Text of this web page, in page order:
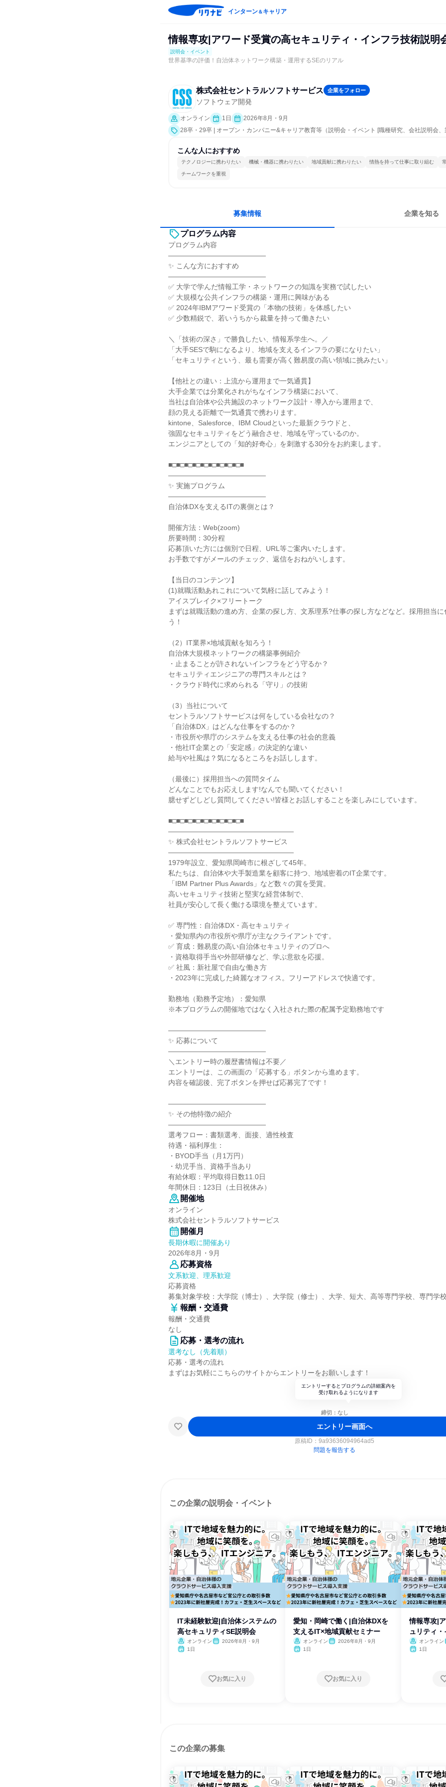
インターン＆キャリア
情報専攻|アワード受賞の高セキュリティ・インフラ技術説明
説明会・イベント
世界基準の評価！自治体ネットワーク構築・運用するSEのリアル
株式会社セントラルソフトサービス 企業をフォロー
ソフトウェア開発
オンライン 1日
2026年8月・9月
28卒・29卒 | オープン・カンパニー&キャリア教育等（説明会・イベント [職種研究、会社説明会、
こんな人におすすめ
テクノロジーに携わりたい 機械・機器に携わりたい 地域貢献に携わりたい 情熱を持って仕事に取り組む
チームワークを重視
募集情報 企業を知る
プログラム内容
プログラム内容
――――――――――――――
✨ こんな方におすすめ
――――――――――――――
✅ 大学で学んだ情報工学・ネットワークの知識を実務で試したい
✅ 大規模な公共インフラの構築・運用に興味がある
✅ 2024年IBMアワード受賞の「本物の技術」を体感したい
✅ 少数精鋭で、若いうちから裁量を持って働きたい
＼「技術の深さ」で勝負したい、情報系学生へ。／
「大手SESで駒になるより、地域を支えるインフラの要になりたい」
「セキュリティという、最も需要が高く難易度の高い領域に挑みたい」
【他社との違い：上流から運用まで一気通貫】
大手企業では分業化されがちなインフラ構築において、
当社は自治体や公共施設のネットワーク設計・導入から運用まで、
顔の見える距離で一気通貫で携わります。
kintone、Salesforce、IBM Cloudといった最新クラウドと、
強固なセキュリティをどう融合させ、地域を守っているのか。
エンジニアとしての「知的好奇心」を刺激する30分をお約束します。
■□■□■□■□■□■□■□■□■□■
――――――――――――――
✨ 実施プログラム
――――――――――――――
自治体DXを支えるITの裏側とは？
開催方法：Web(zoom)
所要時間：30分程
応募頂いた方には個別で日程、URL等ご案内いたします。
お手数ですがメールのチェック、返信をおねがいします。
【当日のコンテンツ】
(1)就職活動あれこれについて気軽に話してみよう！
アイスブレイク×フリートーク
まずは就職活動の進め方、企業の探し方、文系理系?仕事の探し方などなど。採用担当に
う！
（2）IT業界×地域貢献を知ろう！
自治体大規模ネットワークの構築事例紹介
・止まることが許されないインフラをどう守るか？
セキュリティエンジニアの専門スキルとは？
・クラウド時代に求められる「守り」の技術
（3）当社について
セントラルソフトサービスは何をしている会社なの？
「自治体DX」はどんな仕事をするのか？
・市役所や県庁のシステムを支える仕事の社会的意義
・他社IT企業との「安定感」の決定的な違い
給与や社風は？気になるところをお話しします。
（最後に）採用担当への質問タイム
どんなことでもお応えします!なんでも聞いてください！
臆せずどしどし質問してください!皆様とお話しすることを楽しみにしています。
■□■□■□■□■□■□■□■□■□■
――――――――――――――――――
✨ 株式会社セントラルソフトサービス
――――――――――――――――――
1979年設立、愛知県岡崎市に根ざして45年。
私たちは、自治体や大手製造業を顧客に持つ、地域密着のIT企業です。
「IBM Partner Plus Awards」など数々の賞を受賞。
高いセキュリティ技術と堅実な経営体制で、
社員が安心して長く働ける環境を整えています。
✅ 専門性：自治体DX・高セキュリティ
・愛知県内の市役所や県庁が主なクライアントです。
✅ 育成：難易度の高い自治体セキュリティのプロへ
・資格取得手当や外部研修など、学ぶ意欲を応援。
✅ 社風：新社屋で自由な働き方
・2023年に完成した綺麗なオフィス。フリーアドレスで快適です。
勤務地（勤務予定地）：愛知県
※本プログラムの開催地ではなく入社された際の配属予定勤務地です
――――――――――――――
✨ 応募について
――――――――――――――
＼エントリー時の履歴書情報は不要／
エントリーは、この画面の「応募する」ボタンから進めます。
内容を確認後、完了ボタンを押せば応募完了です！
――――――――――――――
✨ その他特徴の紹介
――――――――――――――
選考フロー：書類選考、面接、適性検査
待遇・福利厚生：
・BYOD手当（月1万円）
・幼児手当、資格手当あり
有給休暇：平均取得日数11.0日
年間休日：123日（土日祝休み）
開催地
オンライン
株式会社セントラルソフトサービス
開催月
長期休暇に開催あり
2026年8月・9月
応募資格
文系歓迎、理系歓迎
応募資格
募集対象学校：大学院（博士）、大学院（修士）、大学、短大、高等専門学校、専門学校
報酬・交通費
報酬・交通費
なし
応募・選考の流れ
選考なし（先着順）
応募・選考の流れ
まずはお気軽にこちらのサイトからエントリーをお願いします！
エントリーするとプログラムの詳細案内を
受け取れるようになります
締切：なし
エントリー画面へ
原稿ID： 9a93636094964ad5
問題を報告する
この企業の説明会・イベント
IT未経験歓迎|自治体システムの
高セキュリティSE説明会
オンライン
2026年8月・9月
1日
お気に入り
愛知・岡崎で働く|自治体DXを
支えるIT×地域貢献セミナー
オンライン
2026年8月・9月
1日
お気に入り
情報専攻|
ュリティ
オンライン
1日
この企業の募集